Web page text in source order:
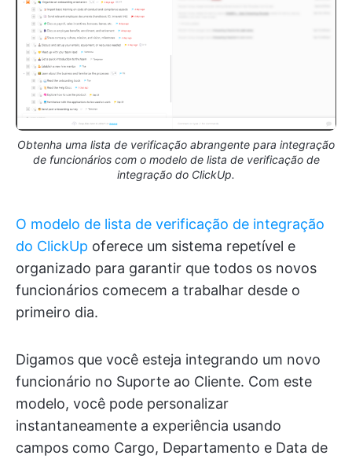
Obtenha uma lista de verificação abrangente para integração
de funcionários com o modelo de lista de verificação de
integração do ClickUp.
O modelo de lista de verificação de integração
do ClickUp oferece um sistema repetível e
organizado para garantir que todos os novos
funcionários comecem a trabalhar desde o
primeiro dia.
Digamos que você esteja integrando um novo
funcionário no Suporte ao Cliente. Com este
modelo, você pode personalizar
instantaneamente a experiência usando
campos como Cargo, Departamento e Data de